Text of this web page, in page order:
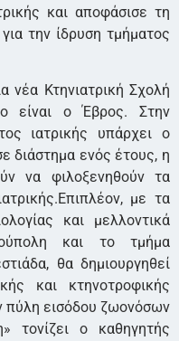
και αποφάσισε τη
την ίδρυση τμήματος
νέα Κτηνιατρική Σχολή
είναι ο Έβρος. Στην
ιατρικής υπάρχει ο
διάστημα ενός έτους, η
να φιλοξενηθούν τα
με τα
και μελλοντικά
και το τμήμα
θα δημιουργηθεί
και κτηνοτροφικής
πύλη εισόδου ζωονόσων
τονίζει ο καθηγητής